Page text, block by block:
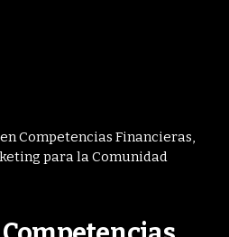
Competencias Financieras,
para la Comunidad